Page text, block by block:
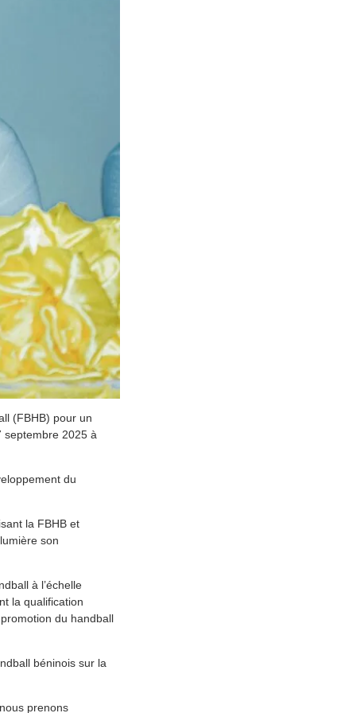
(FBHB) pour un
septembre 2025 à
du
la FBHB et
son
à l’échelle
la qualification
du handball
béninois sur la
prenons